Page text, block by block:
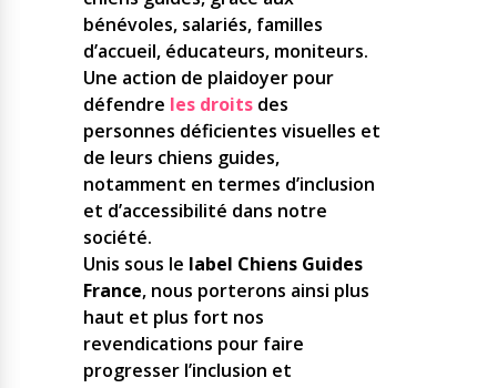
bénévoles, salariés, familles
d’accueil, éducateurs, moniteurs.
Une action de plaidoyer pour
défendre les droitsdes
personnes déficientes visuelles et
de leurs chiens guides,
notamment en termes d’inclusion
et d’accessibilité dans notre
société.
Unis sous le label Chiens Guides
France, nous porterons ainsi plus
haut et plus fort nos
revendications pour faire
progresser l’inclusion et